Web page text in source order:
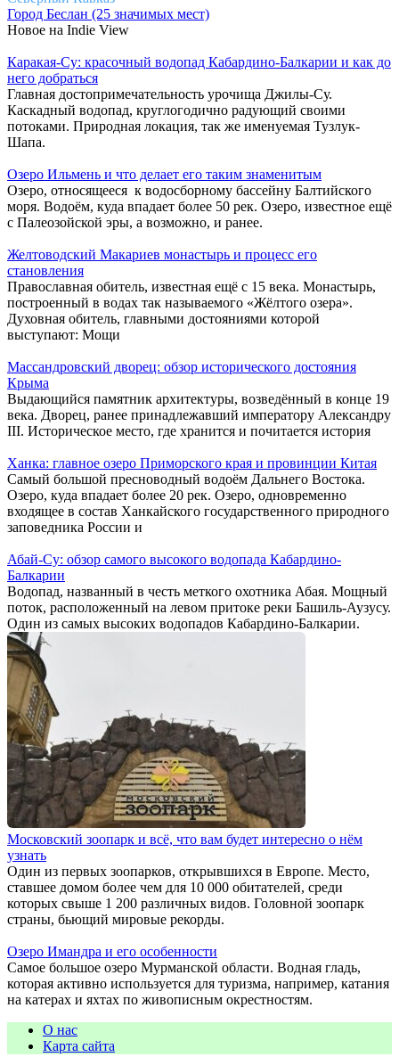
Город Беслан (25 значимых мест)
Новое на Indie View
Каракая-Су: красочный водопад Кабардино-Балкарии и как до
него добраться
Главная достопримечательность урочища Джилы-Су.
Каскадный водопад, круглогодично радующий своими
потоками. Природная локация, так же именуемая Тузлук-
Шапа.
Озеро Ильмень и что делает его таким знаменитым
Озеро, относящееся к водосборному бассейну Балтийского
моря. Водоём, куда впадает более 50 рек. Озеро, известное ещё
с Палеозойской эры, а возможно, и ранее.
Желтоводский Макариев монастырь и процесс его
становления
Православная обитель, известная ещё с 15 века. Монастырь,
построенный в водах так называемого «Жёлтого озера».
Духовная обитель, главными достояниями которой
выступают: Мощи
Массандровский дворец: обзор исторического достояния
Крыма
Выдающийся памятник архитектуры, возведённый в конце 19
века. Дворец, ранее принадлежавший императору Александру
III. Историческое место, где хранится и почитается история
Ханка: главное озеро Приморского края и провинции Китая
Самый большой пресноводный водоём Дальнего Востока.
Озеро, куда впадает более 20 рек. Озеро, одновременно
входящее в состав Ханкайского государственного природного
заповедника России и
Абай-Су: обзор самого высокого водопада Кабардино-
Балкарии
Водопад, названный в честь меткого охотника Абая. Мощный
поток, расположенный на левом притоке реки Башиль-Аузусу.
Один из самых высоких водопадов Кабардино-Балкарии.
Московский зоопарк и всё, что вам будет интересно о нём
узнать
Один из первых зоопарков, открывшихся в Европе. Место,
ставшее домом более чем для 10 000 обитателей, среди
которых свыше 1 200 различных видов. Головной зоопарк
страны, бьющий мировые рекорды.
Озеро Имандра и его особенности
Самое большое озеро Мурманской области. Водная гладь,
которая активно используется для туризма, например, катания
на катерах и яхтах по живописным окрестностям.
О нас
Карта сайта